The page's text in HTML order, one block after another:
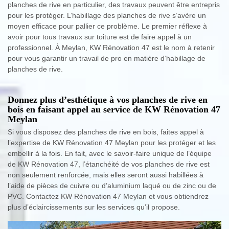
planches de rive en particulier, des travaux peuvent être entrepris
pour les protéger. L’habillage des planches de rive s’avère un
moyen efficace pour pallier ce problème. Le premier réflexe à
avoir pour tous travaux sur toiture est de faire appel à un
professionnel. À Meylan, KW Rénovation 47 est le nom à retenir
pour vous garantir un travail de pro en matière d’habillage de
planches de rive.
Donnez plus d’esthétique à vos planches de rive en
bois en faisant appel au service de KW Rénovation 47
Meylan
Si vous disposez des planches de rive en bois, faites appel à
l’expertise de KW Rénovation 47 Meylan pour les protéger et les
embellir à la fois. En fait, avec le savoir-faire unique de l’équipe
de KW Rénovation 47, l’étanchéité de vos planches de rive est
non seulement renforcée, mais elles seront aussi habillées à
l’aide de pièces de cuivre ou d’aluminium laqué ou de zinc ou de
PVC. Contactez KW Rénovation 47 Meylan et vous obtiendrez
plus d’éclaircissements sur les services qu’il propose.